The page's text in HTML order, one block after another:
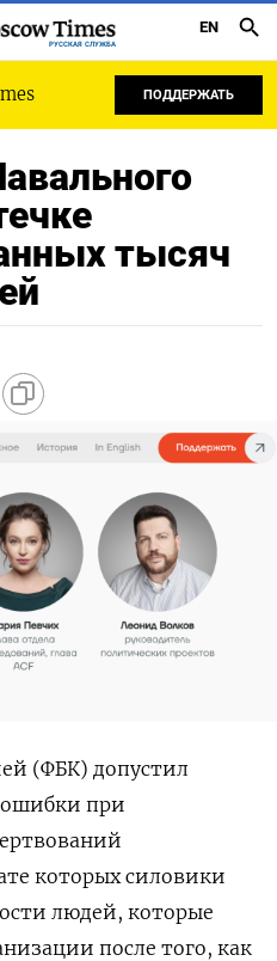
РУССКАЯ СЛУЖБА
EN
ПОДДЕРЖАТЬ
тысяч
(ФБК) допустил
ошибки при
которых силовики
людей, которые
после того, как